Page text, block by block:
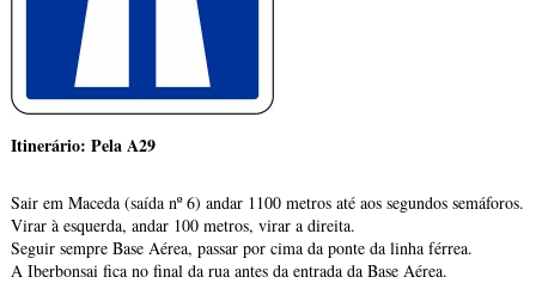
Itinerário: Pela A29
Sair em Maceda (saída nº 6) andar 1100 metros até aos segundos semáforos.
Virar à esquerda, andar 100 metros, virar a direita.
Seguir sempre Base Aérea, passar por cima da ponte da linha férrea.
A Iberbonsai fica no final da rua antes da entrada da Base Aérea.